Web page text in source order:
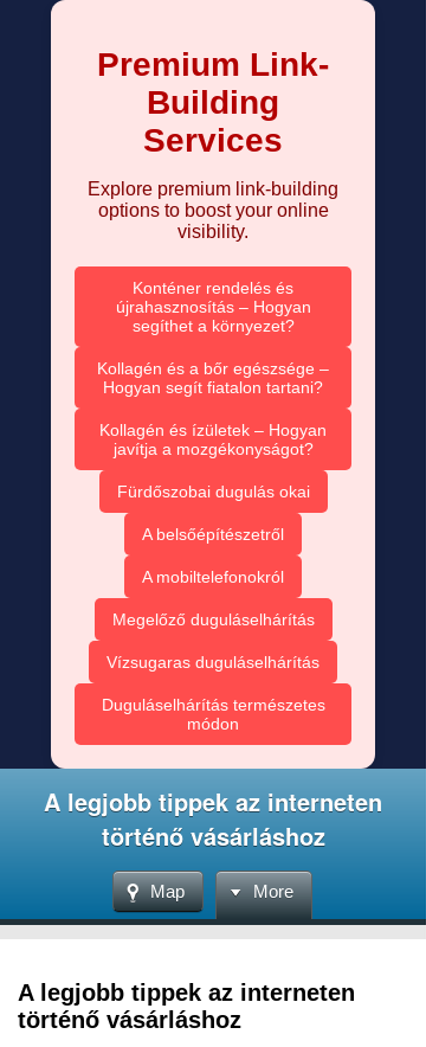
Premium Link-
Building
Services
Explore premium link-building
options to boost your online
visibility.
Konténer rendelés és
újrahasznosítás – Hogyan
segíthet a környezet?
Kollagén és a bőr egészsége –
Hogyan segít fiatalon tartani?
Kollagén és ízületek – Hogyan
javítja a mozgékonyságot?
Fürdőszobai dugulás okai
A belsőépítészetről
A mobiltelefonokról
Megelőző duguláselhárítás
Vízsugaras duguláselhárítás
Duguláselhárítás természetes
módon
A legjobb tippek az interneten
történő vásárláshoz
Map More
A legjobb tippek az interneten
történő vásárláshoz